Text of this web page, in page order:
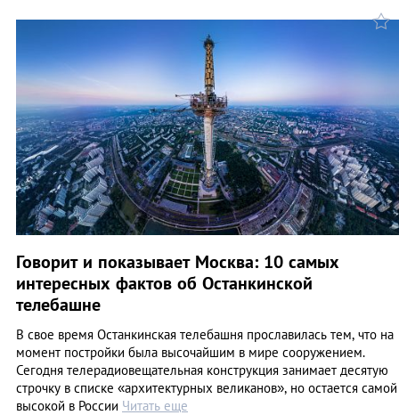
Говорит и показывает Москва: 10 самых
интересных фактов об Останкинской
телебашне
В свое время Останкинская телебашня прославилась тем, что на
момент постройки была высочайшим в мире сооружением.
Сегодня телерадиовещательная конструкция занимает десятую
строчку в списке «архитектурных великанов», но остается самой
высокой в России Читать еще